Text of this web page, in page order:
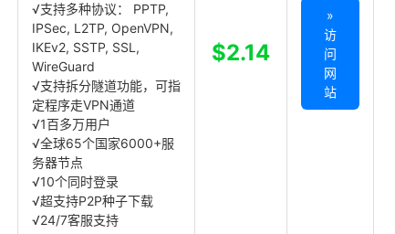
√支持多种协议： PPTP,
IPSec, L2TP, OpenVPN,
IKEv2, SSTP, SSL,
WireGuard
√支持拆分隧道功能，可指
定程序走VPN通道
√1百多万用户
√全球65个国家6000+服
务器节点
√10个同时登录
√超支持P2P种子下载
√24/7客服支持
$2.14
»
访
问
网
站